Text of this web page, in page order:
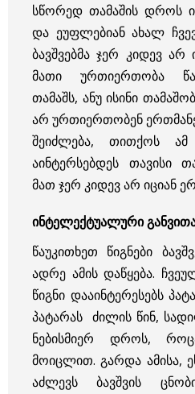
სწორედ თამაშის დროს
და ეუფლებიან ახალ
ბავშვებმა ჯერ კიდევ
მათი ურთიერთობა
თამაშს, ანუ ისინი
არ ურთიერთობენ
შეიძლება, თითქოს ამ
აინტერსებდეს თავისი
მათ ჯერ კიდევ არ იციან
ინტელექტუალური
წაუკითხეთ წიგნები
ადრე ამის დაწყება.
წიგნი დააინტერესებს
პატარას ძილის წინ,
ნებისმიერ დროს,
მოიცლით. გარდა ამისა,
აძლევს ბავშვის